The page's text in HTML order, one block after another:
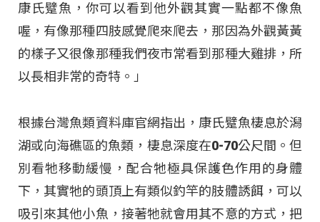
康氏躄魚，你可以看到他外觀其實一點都不像魚
喔，有像那種四肢感覺爬來爬去，那因為外觀黃黃
的樣子又很像那種我們夜市常看到那種大雞排，所
以長相非常的奇特。」
根據台灣魚類資料庫官網指出，康氏躄魚棲息於潟
湖或向海礁區的魚類，棲息深度在0-70公尺間。但
別看牠移動緩慢，配合牠極具保護色作用的身體
下，其實牠的頭頂上有類似釣竿的肢體誘餌，可以
吸引來其他小魚，接著牠就會用其不意的方式，把